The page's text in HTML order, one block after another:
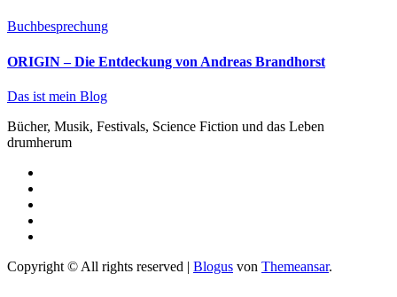
Buchbesprechung
ORIGIN – Die Entdeckung von Andreas Brandhorst
Das ist mein Blog
Bücher, Musik, Festivals, Science Fiction und das Leben
drumherum
Copyright © All rights reserved | Blogus von Themeansar.